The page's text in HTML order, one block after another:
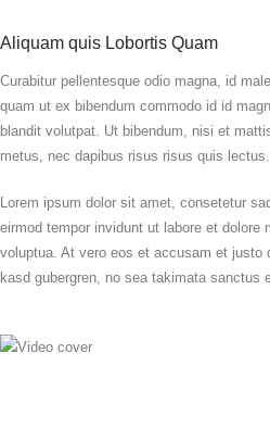
Aliquam quis Lobortis Quam
Curabitur pellentesque odio magna, id
quam ut ex bibendum commodo id id
blandit volutpat. Ut bibendum, nisi et
metus, nec dapibus risus risus quis lectus.
Lorem ipsum dolor sit amet, consetetur
eirmod tempor invidunt ut labore et dolore
voluptua. At vero eos et accusam et justo
kasd gubergren, no sea takimata sanctus